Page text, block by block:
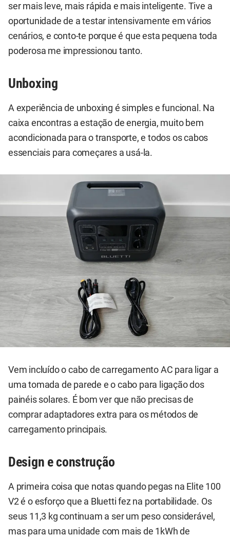
ser mais leve, mais rápida e mais inteligente. Tive a
oportunidade de a testar intensivamente em vários
cenários, e conto-te porque é que esta pequena toda
poderosa me impressionou tanto.
Unboxing
A experiência de unboxing é simples e funcional. Na
caixa encontras a estação de energia, muito bem
acondicionada para o transporte, e todos os cabos
essenciais para começares a usá-la.
Vem incluído o cabo de carregamento AC para ligar a
uma tomada de parede e o cabo para ligação dos
painéis solares. É bom ver que não precisas de
comprar adaptadores extra para os métodos de
carregamento principais.
Design e construção
A primeira coisa que notas quando pegas na Elite 100
V2 é o esforço que a Bluetti fez na portabilidade. Os
seus 11,3 kg continuam a ser um peso considerável,
mas para uma unidade com mais de 1kWh de